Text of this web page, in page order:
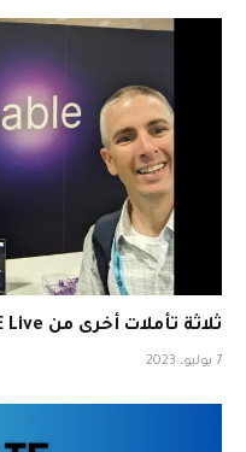
ثلاثة تأملات أخرى من ISTE Live
7 يوليو، 2023